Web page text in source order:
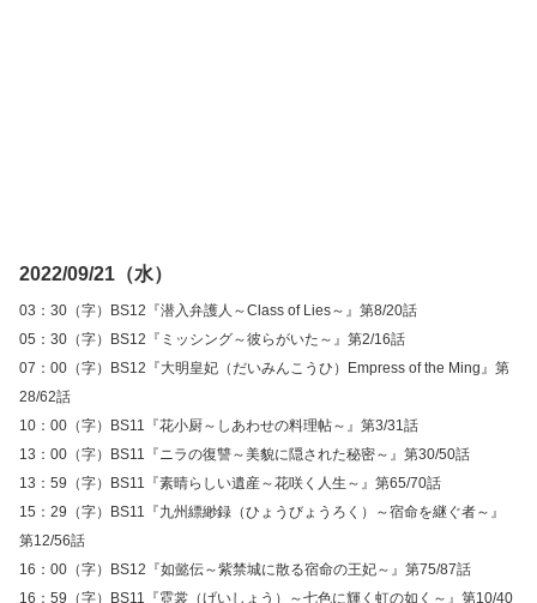
2022/09/21（水）
03：30（字）BS12『潜入弁護人～Class of Lies～』第8/20話
05：30（字）BS12『ミッシング～彼らがいた～』第2/16話
07：00（字）BS12『大明皇妃（だいみんこうひ）Empress of the Ming』第
28/62話
10：00（字）BS11『花小厨～しあわせの料理帖～』第3/31話
13：00（字）BS11『ニラの復讐～美貌に隠された秘密～』第30/50話
13：59（字）BS11『素晴らしい遺産～花咲く人生～』第65/70話
15：29（字）BS11『九州縹緲録（ひょうびょうろく）～宿命を継ぐ者～』
第12/56話
16：00（字）BS12『如懿伝～紫禁城に散る宿命の王妃～』第75/87話
16：59（字）BS11『霓裳（げいしょう）～七色に輝く虹の如く～』第10/40